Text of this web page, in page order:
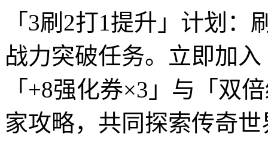
「3刷2打1提升」计划
战力突破任务。立即加
「+8强化券×3」与「双
家攻略，共同探索传奇